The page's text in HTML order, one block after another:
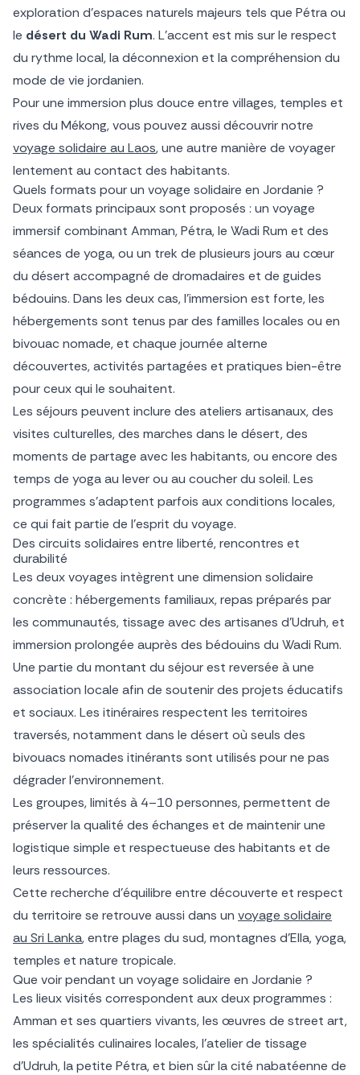
exploration d’espaces naturels majeurs tels que Pétra ou
le désert du Wadi Rum. L’accent est mis sur le respect
du rythme local, la déconnexion et la compréhension du
mode de vie jordanien.
Pour une immersion plus douce entre villages, temples et
rives du Mékong, vous pouvez aussi découvrir notre
voyage solidaire au Laos, une autre manière de voyager
lentement au contact des habitants.
Quels formats pour un voyage solidaire en Jordanie ?
Deux formats principaux sont proposés : un voyage
immersif combinant Amman, Pétra, le Wadi Rum et des
séances de yoga, ou un trek de plusieurs jours au cœur
du désert accompagné de dromadaires et de guides
bédouins. Dans les deux cas, l’immersion est forte, les
hébergements sont tenus par des familles locales ou en
bivouac nomade, et chaque journée alterne
découvertes, activités partagées et pratiques bien-être
pour ceux qui le souhaitent.
Les séjours peuvent inclure des ateliers artisanaux, des
visites culturelles, des marches dans le désert, des
moments de partage avec les habitants, ou encore des
temps de yoga au lever ou au coucher du soleil. Les
programmes s’adaptent parfois aux conditions locales,
ce qui fait partie de l’esprit du voyage.
Des circuits solidaires entre liberté, rencontres et
durabilité
Les deux voyages intègrent une dimension solidaire
concrète : hébergements familiaux, repas préparés par
les communautés, tissage avec des artisanes d’Udruh, et
immersion prolongée auprès des bédouins du Wadi Rum.
Une partie du montant du séjour est reversée à une
association locale afin de soutenir des projets éducatifs
et sociaux. Les itinéraires respectent les territoires
traversés, notamment dans le désert où seuls des
bivouacs nomades itinérants sont utilisés pour ne pas
dégrader l’environnement.
Les groupes, limités à 4–10 personnes, permettent de
préserver la qualité des échanges et de maintenir une
logistique simple et respectueuse des habitants et de
leurs ressources.
Cette recherche d’équilibre entre découverte et respect
du territoire se retrouve aussi dans un voyage solidaire
au Sri Lanka, entre plages du sud, montagnes d’Ella, yoga,
temples et nature tropicale.
Que voir pendant un voyage solidaire en Jordanie ?
Les lieux visités correspondent aux deux programmes :
Amman et ses quartiers vivants, les œuvres de street art,
les spécialités culinaires locales, l’atelier de tissage
d’Udruh, la petite Pétra, et bien sûr la cité nabatéenne de